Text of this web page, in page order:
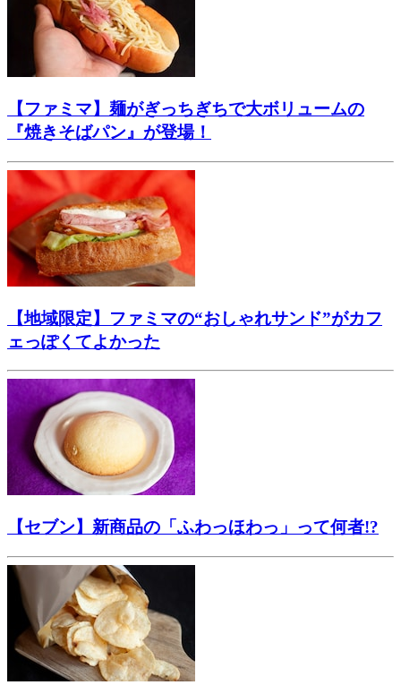
【ファミマ】麺がぎっちぎちで大ボリュームの
『焼きそばパン』が登場！
【地域限定】ファミマの“おしゃれサンド”がカフ
ェっぽくてよかった
【セブン】新商品の「ふわっほわっ」って何者!?